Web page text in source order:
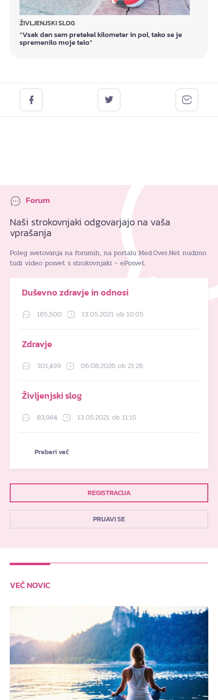
ŽIVLJENJSKI SLOG
“Vsak dan sem pretekel kilometer in pol, tako se je
spremenilo moje telo”
Forum
Naši strokovnjaki odgovarjajo na vaša
vprašanja
Poleg svetovanja na forumih, na portalu Med.Over.Net nudimo
tudi video posvet s strokovnjaki – ePosvet.
Duševno zdravje in odnosi
165,500 13.05.2021 ob 10:05
Zdravje
301,499 06.08.2026 ob 21:26
Življenjski slog
83,984 13.05.2021 ob 11:15
Preberi več
REGISTRACIJA
PRIJAVI SE
VEČ NOVIC